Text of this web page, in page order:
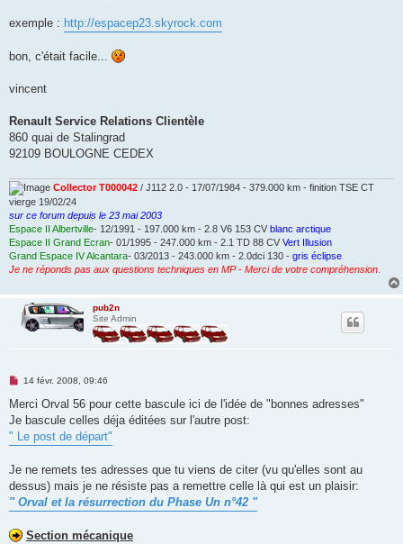
g
o
n
u
exemple : http://espacep23.skyrock.com
bon, c'était facile...
vincent
Renault Service Relations Clientèle
860 quai de Stalingrad
92109 BOULOGNE CEDEX
Collector T000042 / J112 2.0 - 17/07/1984 - 379.000 km - finition TSE CT
vierge 19/02/24
sur ce forum depuis le 23 mai 2003
Espace II Albertville- 12/1991 - 197.000 km - 2.8 V6 153 CV blanc arctique
Espace II Grand Ecran- 01/1995 - 247.000 km - 2.1 TD 88 CV Vert Illusion
Grand Espace IV Alcantara- 03/2013 - 243.000 km - 2.0dci 130 - gris éclipse
Je ne réponds pas aux questions techniques en MP - Merci de votre compréhension
pub2n
Site Admin
M
s
a
g
e
o
l
u
14 févr. 2008, 09:46
Merci Orval 56 pour cette bascule ici de l'idée de "bonnes adresses"
Je bascule celles déja éditées sur l'autre post:
" Le post de départ"
Je ne remets tes adresses que tu viens de citer (vu qu'elles sont au
dessus) mais je ne résiste pas a remettre celle là qui est un plaisir:
" Orval et la résurrection du Phase Un n°42 "
Section mécanique